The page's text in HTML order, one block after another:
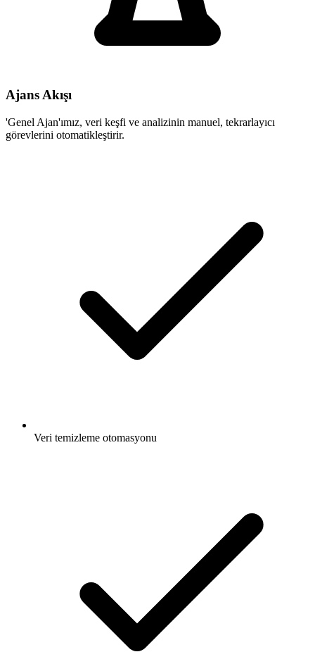
Ajans Akışı
'Genel Ajan'ımız, veri keşfi ve analizinin manuel, tekrarlayıcı
görevlerini otomatikleştirir.
Veri temizleme otomasyonu